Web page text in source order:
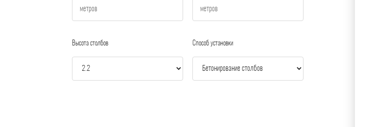
Высота столбов Способ установки